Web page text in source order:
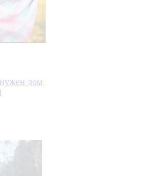
дом